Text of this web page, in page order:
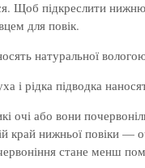
Щоб підкреслити
для повік.
натуральної
і рідка підводка
очі або вони
край нижньої повіки —
стане менш